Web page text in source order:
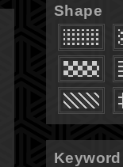
Shape
Keyword